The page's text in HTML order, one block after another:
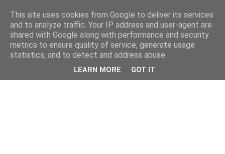
This site uses cookies from Google to deliver its services
and to analyze traffic. Your IP address and user-agent are
shared with Google along with performance and security
metrics to ensure quality of service, generate usage
statistics, and to detect and address abuse.
LEARN MORE GOT IT